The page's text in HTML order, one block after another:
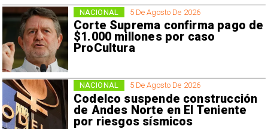
5 De Agosto De 2026
Corte Suprema confirma pago de
$1.000 millones por caso
ProCultura
NACIONAL
5 De Agosto De 2026
Codelco suspende construcción
de Andes Norte en El Teniente
por riesgos sísmicos
NACIONAL